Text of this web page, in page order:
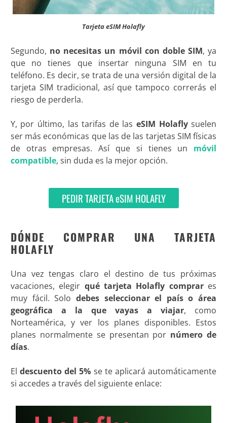
Tarjeta eSIM Holafly
Segundo, no necesitas un móvil con doble SIM, ya
que no tienes que insertar ninguna SIM en tu
teléfono. Es decir, se trata de una versión digital de la
tarjeta SIM tradicional, así que tampoco correrás el
riesgo de perderla.
Y, por último, las tarifas de las eSIM Holaflysuelen
ser más económicas que las de las tarjetas SIM físicas
de otras empresas. Así que si tienes un móvil
compatible, sin duda es la mejor opción.
PEDIR TARJETA eSIM HOLAFLY
DÓNDE COMPRAR UNA TARJETA
HOLAFLY
Una vez tengas claro el destino de tus próximas
vacaciones, elegir qué tarjeta Holafly comprar es
muy fácil. Solo debes seleccionar el país o área
geográfica a la que vayas a viajar, como
Norteamérica, y ver los planes disponibles. Estos
planes normalmente se presentan por número de
días.
Eldescuento del 5% se te aplicará automáticamente
si accedes a través del siguiente enlace: